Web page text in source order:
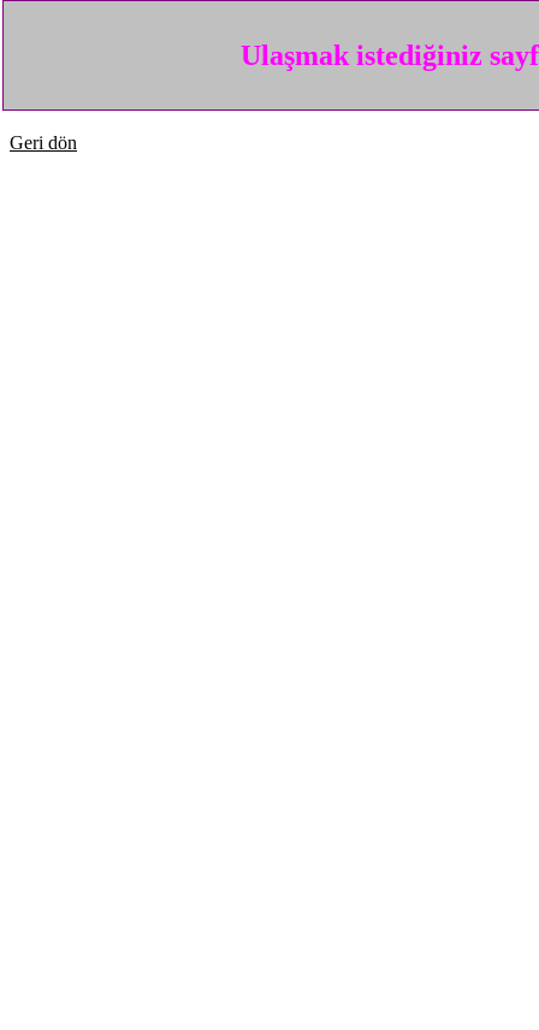
Ulaşmak istediğiniz
Geri dön